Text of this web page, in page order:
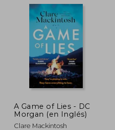
A Game of Lies - DC
Morgan (en Inglés)
Clare Mackintosh